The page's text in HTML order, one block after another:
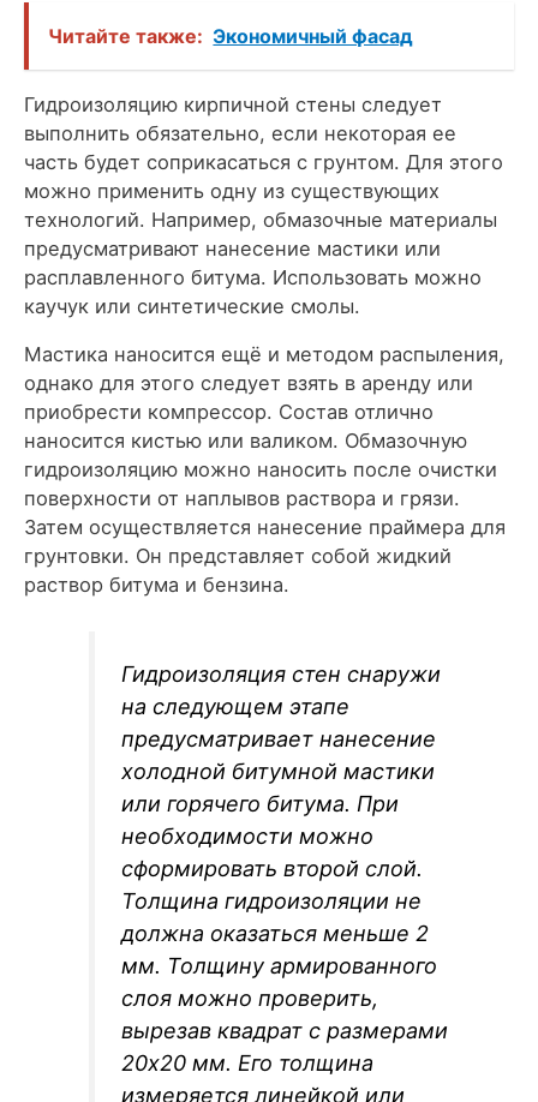
Читайте также: Экономичный фасад
Гидроизоляцию кирпичной стены следует
выполнить обязательно, если некоторая ее
часть будет соприкасаться с грунтом. Для этого
можно применить одну из существующих
технологий. Например, обмазочные материалы
предусматривают нанесение мастики или
расплавленного битума. Использовать можно
каучук или синтетические смолы.
Мастика наносится ещё и методом распыления,
однако для этого следует взять в аренду или
приобрести компрессор. Состав отлично
наносится кистью или валиком. Обмазочную
гидроизоляцию можно наносить после очистки
поверхности от наплывов раствора и грязи.
Затем осуществляется нанесение праймера для
грунтовки. Он представляет собой жидкий
раствор битума и бензина.
Гидроизоляция стен снаружи
на следующем этапе
предусматривает нанесение
холодной битумной мастики
или горячего битума. При
необходимости можно
сформировать второй слой.
Толщина гидроизоляции не
должна оказаться меньше 2
мм. Толщину армированного
слоя можно проверить,
вырезав квадрат с размерами
20х20 мм. Его толщина
измеряется линейкой или